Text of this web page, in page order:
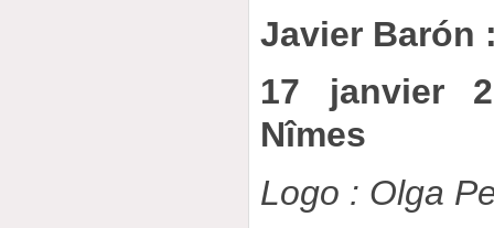
Javier Barón
17 janvier
Nîmes
Logo : Olga